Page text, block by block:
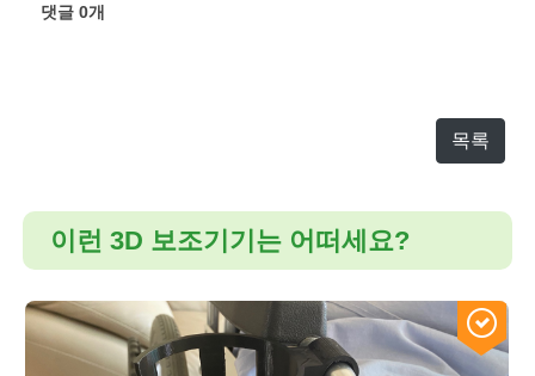
댓글0개
목록
이런 3D 보조기기는 어떠세요?